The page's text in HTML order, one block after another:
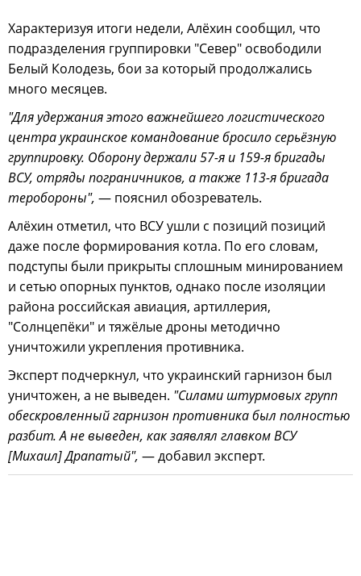
Характеризуя итоги недели, Алёхин сообщил, что
подразделения группировки "Север" освободили
Белый Колодезь, бои за который продолжались
много месяцев.
"Для удержания этого важнейшего логистического
центра украинское командование бросило серьёзную
группировку. Оборону держали 57-я и 159-я бригады
ВСУ, отряды пограничников, а также 113-я бригада
теробороны", — пояснил обозреватель.
Алёхин отметил, что ВСУ ушли с позиций позиций
даже после формирования котла. По его словам,
подступы были прикрыты сплошным минированием
и сетью опорных пунктов, однако после изоляции
района российская авиация, артиллерия,
"Солнцепёки" и тяжёлые дроны методично
уничтожили укрепления противника.
Эксперт подчеркнул, что украинский гарнизон был
уничтожен, а не выведен. "Силами штурмовых групп
обескровленный гарнизон противника был полностью
разбит. А не выведен, как заявлял главком ВСУ
[Михаил] Драпатый", — добавил эксперт.